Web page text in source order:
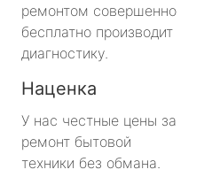
ремонтом совершенно
бесплатно производит
диагностику.
Наценка
У нас честные цены за
ремонт бытовой
техники без обмана.